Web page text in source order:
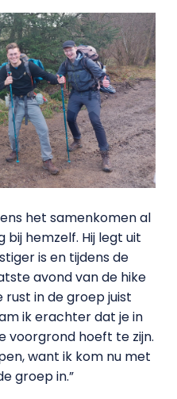
het samenkomen al
hemzelf. Hij legt uit
is en tijdens de
avond van de hike
in de groep juist
ik erachter dat je in
voorgrond hoeft te zijn.
want ik kom nu met
groep in.”